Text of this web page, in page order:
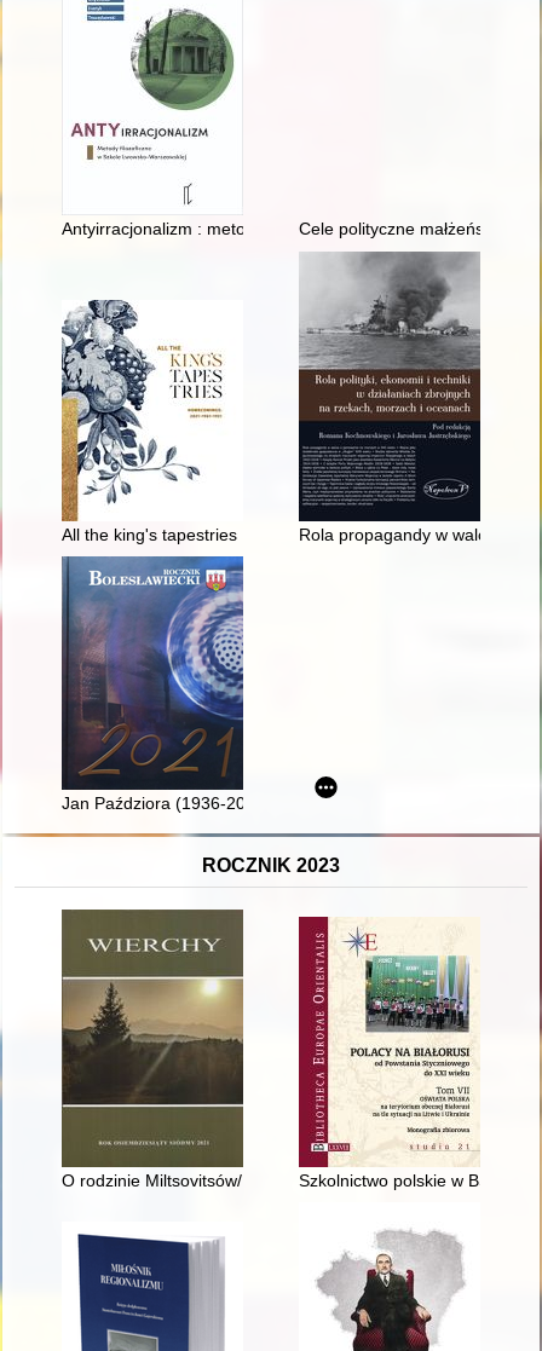
Antyirracjonalizm : metody filozoficzne w Szkole Lwowsko-
Cele polityczne małżeństw
All the king's tapestries : homecomings: 2021-1961-1921
Rola propagandy w walce o
Jan Paździora (1936-2021) - pasjonat polskiej miedzi, górnik z
ROCZNIK 2023
O rodzinie Miltsovitsów/Milcewiczów i ich wkładzie w rozwój
Szkolnictwo polskie w BSRS,